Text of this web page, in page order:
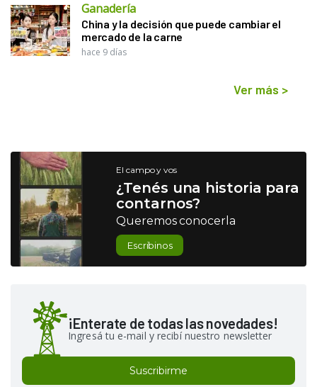
Ganadería
China y la decisión que puede cambiar el
mercado de la carne
hace 9 días
Ver más >
El campo y vos
¿Tenés una historia para
contarnos?
Queremos conocerla
Escribinos
¡Enterate de todas las novedades!
Ingresá tu e-mail y recibí nuestro newsletter
Suscribirme